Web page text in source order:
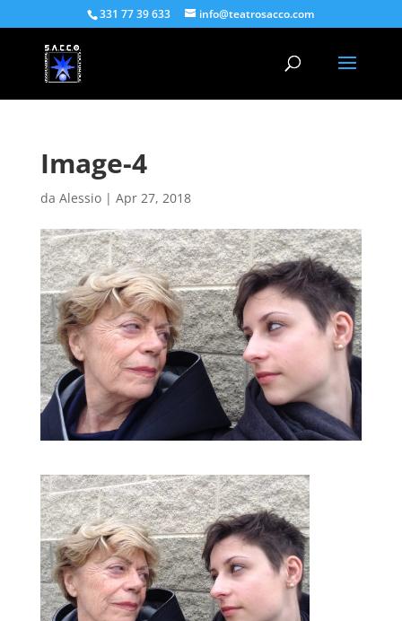
331 77 39 633 info@teatrosacco.com
Image-4
da Alessio| Apr 27, 2018